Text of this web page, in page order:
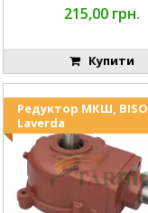
215,00 грн.
Купити
Редуктор МКШ, BISO
Laverda